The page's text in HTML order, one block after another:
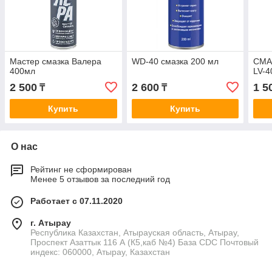
Мастер смазка Валера
400мл
2 500 ₸
Купить
WD-40 смазка 200 мл
2 600₸
Купить
LV-
1
О нас
Рейтинг не сформирован
Менее 5 отзывов за последний год
Работает с 07.11.2020
г. Атырау
Республика Казахстан, Атырауская область, Атырау,
Проспект Азаттык 116 А (К5,каб №4) База CDC Почтовый
индекс: 060000, Атырау, Казахстан